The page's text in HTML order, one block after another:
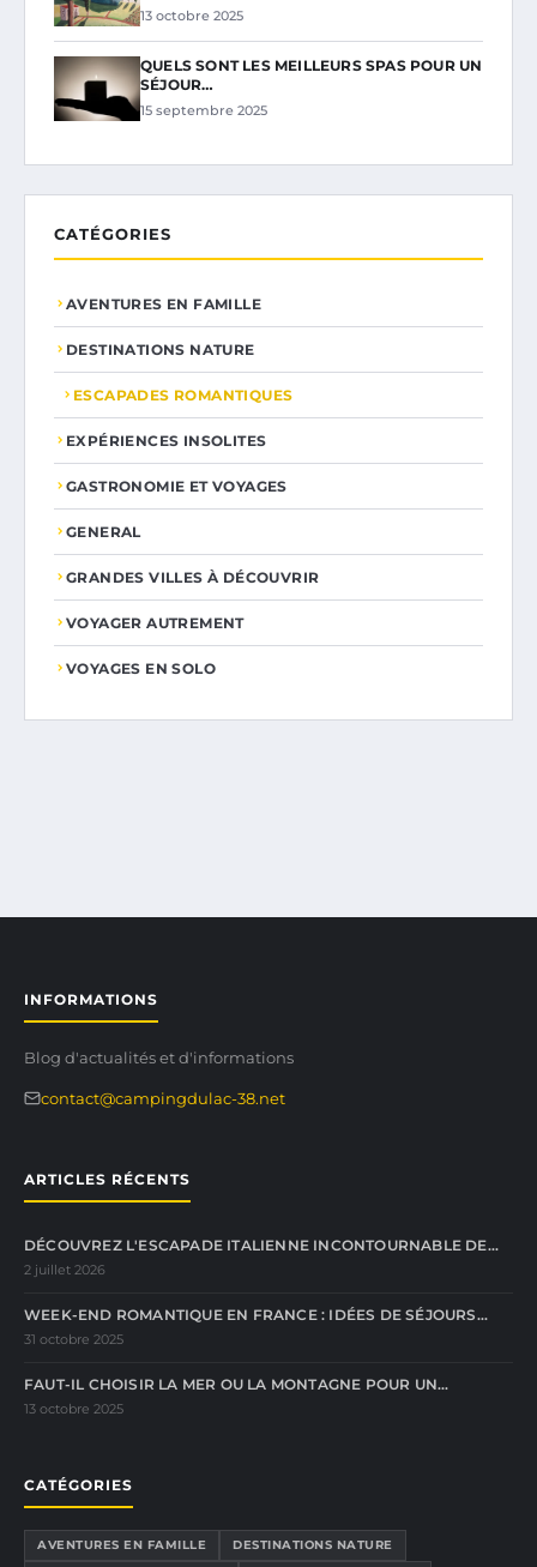
13 octobre 2025
QUELS SONT LES MEILLEURS SPAS POUR UN
SÉJOUR…
15 septembre 2025
CATÉGORIES
AVENTURES EN FAMILLE
DESTINATIONS NATURE
ESCAPADES ROMANTIQUES
EXPÉRIENCES INSOLITES
GASTRONOMIE ET VOYAGES
GENERAL
GRANDES VILLES À DÉCOUVRIR
VOYAGER AUTREMENT
VOYAGES EN SOLO
INFORMATIONS
Blog d'actualités et d'informations
contact@campingdulac-38.net
ARTICLES RÉCENTS
DÉCOUVREZ L'ESCAPADE ITALIENNE INCONTOURNABLE DE…
2 juillet 2026
WEEK-END ROMANTIQUE EN FRANCE : IDÉES DE SÉJOURS…
31 octobre 2025
FAUT-IL CHOISIR LA MER OU LA MONTAGNE POUR UN…
13 octobre 2025
CATÉGORIES
AVENTURES EN FAMILLE DESTINATIONS NATURE